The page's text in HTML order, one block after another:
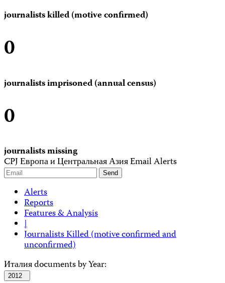
journalists killed (motive confirmed)
0
journalists imprisoned (annual census)
0
journalists missing
CPJ Европа и Центральная Азия Email Alerts
Alerts
Reports
Features & Analysis
|
Journalists Killed (motive confirmed and
unconfirmed)
Италия documents by Year:
2012